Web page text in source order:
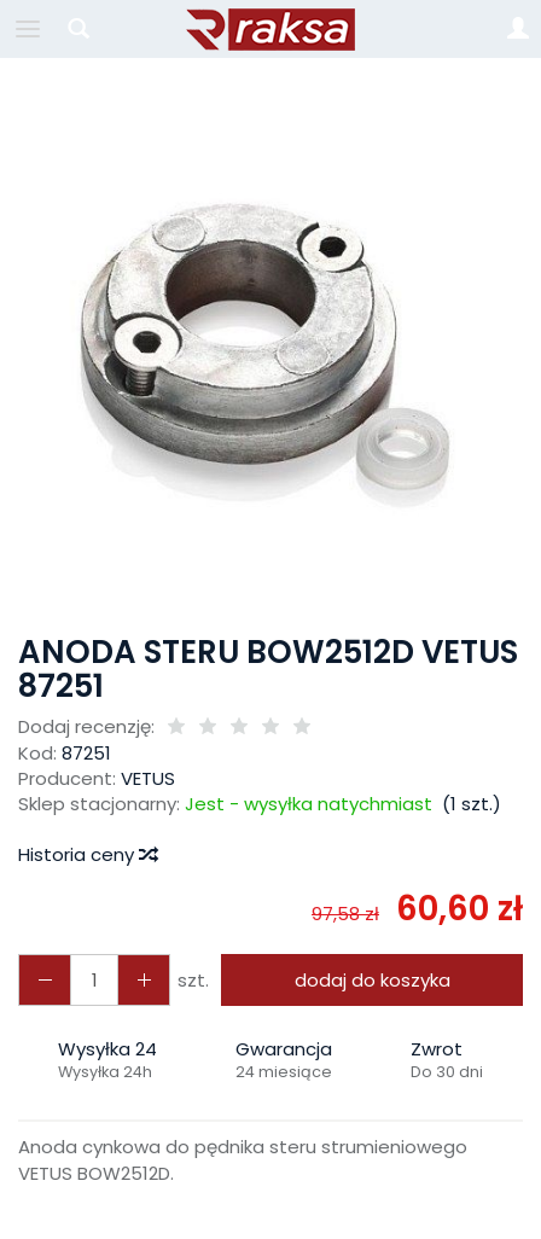
ANODA STERU BOW2512D VETUS
87251
Dodaj recenzję:
Kod: 87251
Producent: VETUS
Sklep stacjonarny: Jest - wysyłka natychmiast (1 szt.)
Historia ceny
97,58 zł 60,60 zł
szt. dodaj do koszyka
Wysyłka 24
Wysyłka 24h
Gwarancja
24 miesiące
Zwrot
Do 30 dni
Anoda cynkowa do pędnika steru strumieniowego
VETUS BOW2512D.